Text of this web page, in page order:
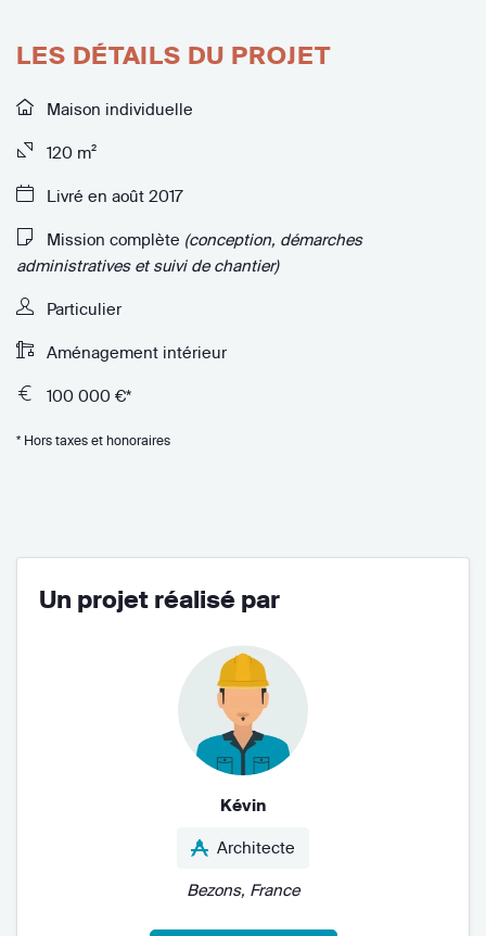
LES DÉTAILS DU PROJET
Maison individuelle
120 m²
Livré en août 2017
Mission complète (conception, démarches
administratives et suivi de chantier)
Particulier
Aménagement intérieur
100 000 €*
* Hors taxes et honoraires
Un projet réalisé par
Kévin
Architecte
Bezons, France